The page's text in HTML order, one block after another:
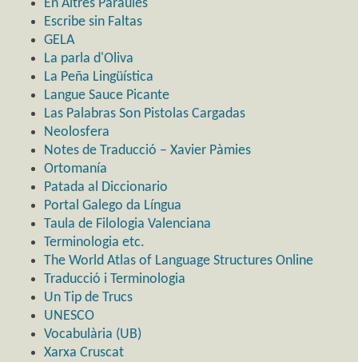
En Altres Paraules
Escribe sin Faltas
GELA
La parla d'Oliva
La Peña Lingüística
Langue Sauce Picante
Las Palabras Son Pistolas Cargadas
Neolosfera
Notes de Traducció – Xavier Pàmies
Ortomanía
Patada al Diccionario
Portal Galego da Língua
Taula de Filologia Valenciana
Terminologia etc.
The World Atlas of Language Structures Online
Traducció i Terminologia
Un Tip de Trucs
UNESCO
Vocabulària (UB)
Xarxa Cruscat